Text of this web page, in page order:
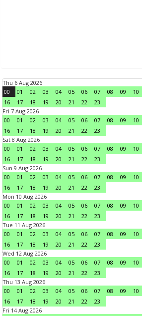
Thu 6 Aug 2026
00
01 02 03 04 05 06 07 08 09 10
16
17 18 19 20 21 22
23
Fri 7 Aug 2026
00
01 02 03 04 05 06 07 08 09 10
16
17 18 19 20 21 22
23
Sat 8 Aug 2026
00
01 02 03 04 05 06 07 08 09 10
16
17 18 19 20 21 22
23
Sun 9 Aug 2026
00
01 02 03 04 05 06 07 08 09 10
16
17 18 19 20 21 22
23
Mon 10 Aug 2026
00
01 02 03 04 05 06 07 08 09 10
16
17 18 19 20 21 22
23
Tue 11 Aug 2026
00
01 02 03 04 05 06 07 08 09 10
16
17 18 19 20 21 22
23
Wed 12 Aug 2026
00
01 02 03 04 05 06 07 08 09 10
16
17 18 19 20 21 22
23
Thu 13 Aug 2026
00
01 02 03 04 05 06 07 08 09 10
16
17 18 19 20 21 22
23
Fri 14 Aug 2026